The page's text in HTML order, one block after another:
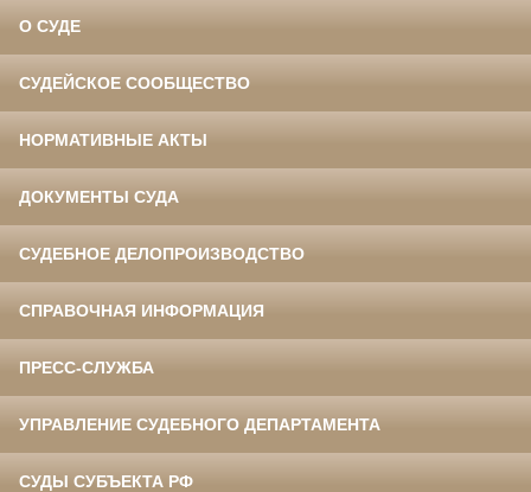
О СУДЕ
СУДЕЙСКОЕ СООБЩЕСТВО
НОРМАТИВНЫЕ АКТЫ
ДОКУМЕНТЫ СУДА
СУДЕБНОЕ ДЕЛОПРОИЗВОДСТВО
СПРАВОЧНАЯ ИНФОРМАЦИЯ
ПРЕСС-СЛУЖБА
УПРАВЛЕНИЕ СУДЕБНОГО ДЕПАРТАМЕНТА
СУДЫ СУБЪЕКТА РФ